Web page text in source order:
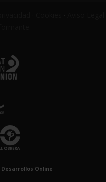
Desarrollos Online